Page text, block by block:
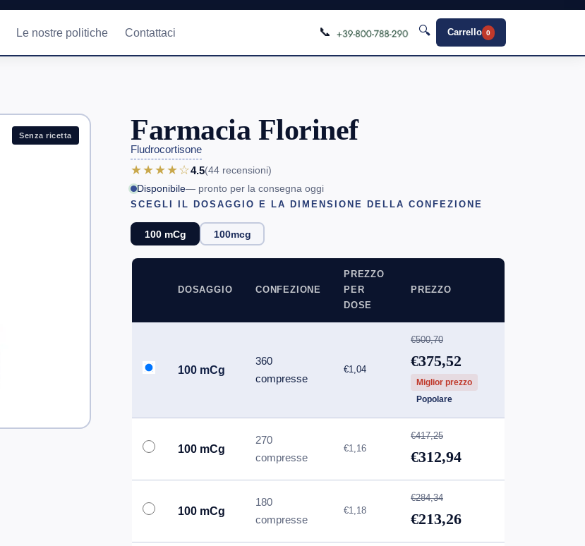
Le nostre politiche Contattaci 📞 🔍 Carrello 0
Senza ricetta Farmacia Florinef
Fludrocortisone
★★★★☆4.5(44 recensioni)
Disponibile— pronto per la consegna oggi
SCEGLI IL DOSAGGIO E LA DIMENSIONE DELLA CONFEZIONE
100 mCg 100mcg
DOSAGGIO CONFEZIONE
PREZZO
PER
DOSE
PREZZO
100 mCg
360
compresse
€1,04
€500,70
€375,52
Miglior prezzo
Popolare
100 mCg
270
compresse
€1,16
€417,25
€312,94
100 mCg
180
compresse
€1,18
€284,34
€213,26